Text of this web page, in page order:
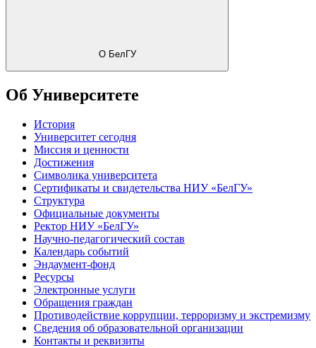
О БелГУ
Об Университете
История
Университет сегодня
Миссия и ценности
Достижения
Символика университета
Сертификаты и свидетельства НИУ «БелГУ»
Структура
Официальные документы
Ректор НИУ «БелГУ»
Научно-педагогический состав
Календарь событий
Эндаумент-фонд
Ресурсы
Электронные услуги
Обращения граждан
Противодействие коррупции, терроризму и экстремизму
Сведения об образовательной организации
Контакты и реквизиты